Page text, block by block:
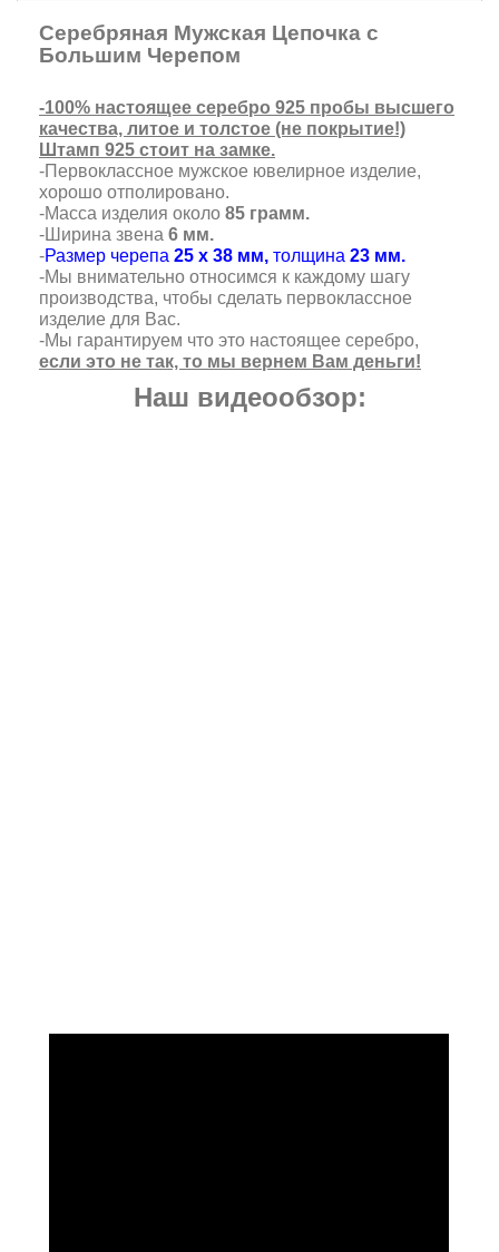
Серебряная Мужская Цепочка с
Большим Черепом
-100% настоящее серебро 925 пробы высшего
качества, литое и толстое (не покрытие!)
Штамп 925 стоит на замке.
-Первоклассное мужское ювелирное изделие,
хорошо отполировано.
-Масса изделия около 85 грамм.
-Ширина звена 6 мм.
-Размер черепа 25 х 38 мм, толщина 23 мм.
-Мы внимательно относимся к каждому шагу
производства, чтобы сделать первоклассное
изделие для Вас.
-Мы гарантируем что это настоящее серебро,
если это не так, то мы вернем Вам деньги!
Наш видеообзор: